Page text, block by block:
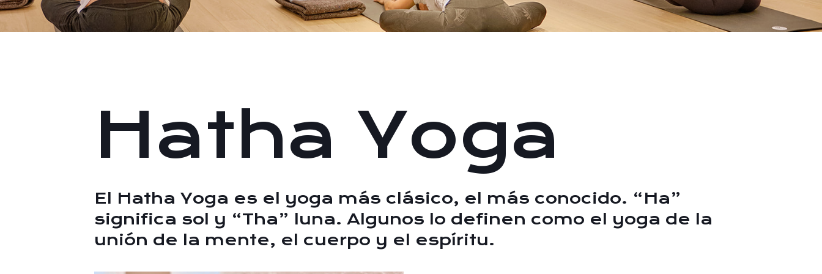
Hatha Yoga
El Hatha Yoga es el yoga más clásico, el más conocido. “Ha”
significa sol y “Tha” luna. Algunos lo definen como el yoga de la
unión de la mente, el cuerpo y el espíritu.